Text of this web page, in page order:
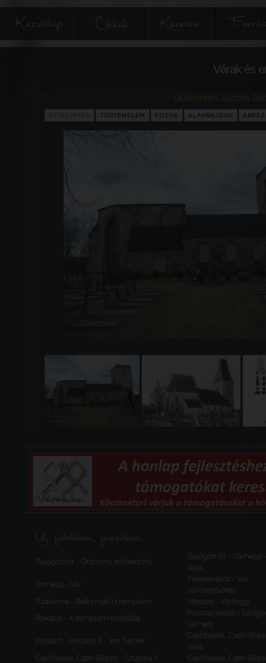
Kezdőlap Cikkek Keresés
Várak és
Döllersheim Ausztria
TÖRTÉNELEM FOTÓK ALAPRAJZOK
Új feltöltések, frissítések
Sajógömör - Őrtorony, elővédmű
Sajógömör - Várhegy
vára
Tornalja - Vár
Feketeváros - Vár -
Városerődítés
Szalonna - Református templom
Meszes - Várhegy
Rakaca - A templom erődfala
Pusztacsalád -
várhely
Imbach - Imbach II., „Im Turner”
Csehberek, Cseh-
vára
Csehberek, Cseh-Brézó - Szlatina II.
Csehberek, Cseh-